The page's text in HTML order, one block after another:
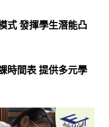
式 發揮學生潛能凸
時間表 提供多元學